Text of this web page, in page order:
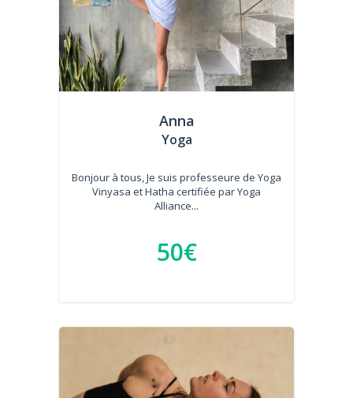
Anna
Yoga
Bonjour à tous, Je suis professeure de Yoga
Vinyasa et Hatha certifiée par Yoga
Alliance...
50€